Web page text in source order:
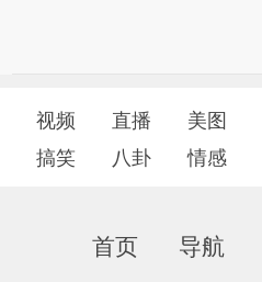
视频 直播 美图
搞笑
八卦 情感
首页 导航